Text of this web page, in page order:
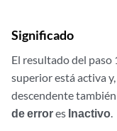
Significado
El resultado del
superior está activa
descendente
de errores Inactivo.